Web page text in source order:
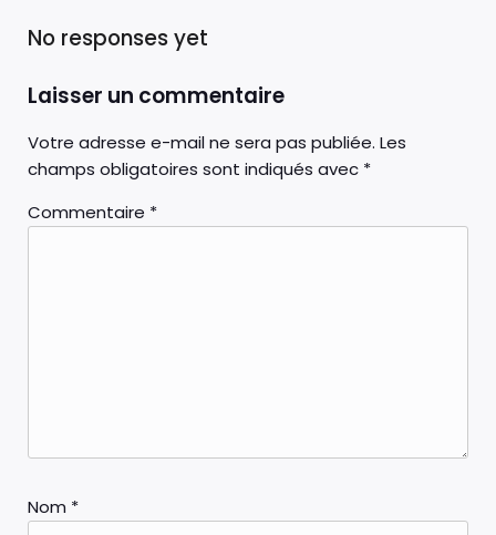
No responses yet
Laisser un commentaire
Votre adresse e-mail ne sera pas publiée. Les
champs obligatoires sont indiqués avec *
Commentaire *
Nom *